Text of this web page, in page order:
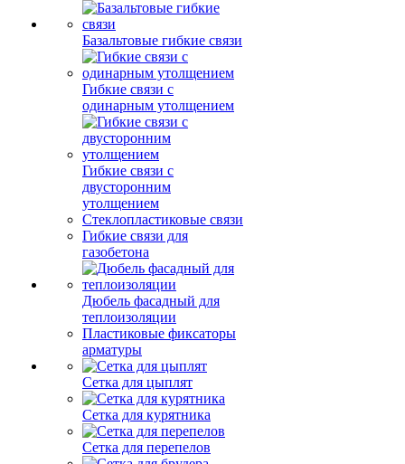
Базальтовые гибкие связи
Гибкие связи с
одинарным утолщением
Гибкие связи с
двусторонним
утолщением
Стеклопластиковые связи
Гибкие связи для
газобетона
Дюбель фасадный для
теплоизоляции
Пластиковые фиксаторы
арматуры
Сетка для цыплят
Сетка для курятника
Сетка для перепелов